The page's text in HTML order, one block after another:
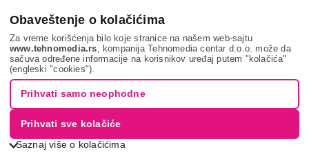
Obaveštenje o kolačićima
Za vreme korišćenja bilo koje stranice na našem web-sajtu
www.tehnomedia.rs , kompanija Tehnomedia centar d.o.o. može da
sačuva određene informacije na korisnikov uređaj putem "kolačića"
(engleski "cookies").
Saznaj više o kolačićima
Prihvati samo neophodne
Prihvati sve kolačiće
Farm fk100lk...